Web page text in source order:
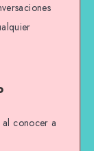
conocer a